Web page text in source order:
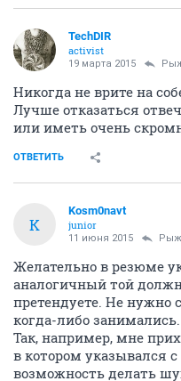
G
gwydon
member
12 марта 2015
Еще можно добавить:
собеседование и Вы
хотя бы позвоните и
прошлом году искал
лучшем случае один из
списке.
СЕЙЧАС ЧИТАЮТ
Куда пойти работать